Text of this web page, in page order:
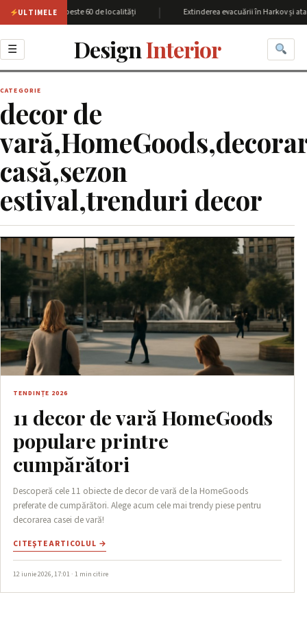
ULTIMELE
Harkov cu peste 60 de localități Extinderea evacuării în Harkov și
☰ DesignInterior
CATEGORIE
decor de
casă,sezon
estival,trenduri decor
TENDINȚE 2026
11 decor de vară HomeGoods
populare printre
cumpărători
Descoperă cele 11 obiecte de decor de vară de la HomeGoods
preferate de cumpărători. Alege acum cele mai trendy piese pentru
decorarea casei de vară!
CITEŞTE ARTICOLUL →
12 iunie 2026, 17:01 · 1 min citire